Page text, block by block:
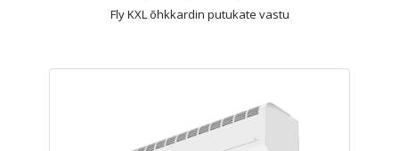
Fly KXL õhkkardin putukate vastu